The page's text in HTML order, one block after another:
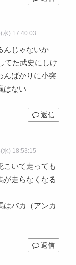
水) 17:40:03
んじゃないか
てた武史にしけ
んばかりに小突
はない
返信
水) 18:53:15
こいて走っても
が走らなくなる
はバカ（アンカ
返信